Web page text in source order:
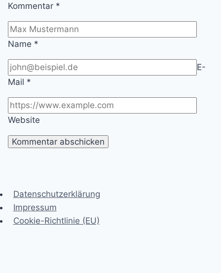
Kommentar *
Name *
E-
Mail *
Website
Datenschutzerklärung
Impressum
Cookie-Richtlinie (EU)